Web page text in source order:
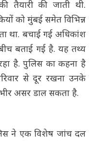
की जाती थी.
को मुंबई समेत विभिन्न
था. बचाई गई अधिकांश
बताई गई है. यह तथ्य
है. पुलिस का कहना है
से दूर रखना उनके
असर डाल सकता है.
ने एक विशेष जांच दल